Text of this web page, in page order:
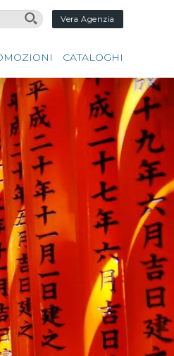
Vera Agenzia
CATALOGHI